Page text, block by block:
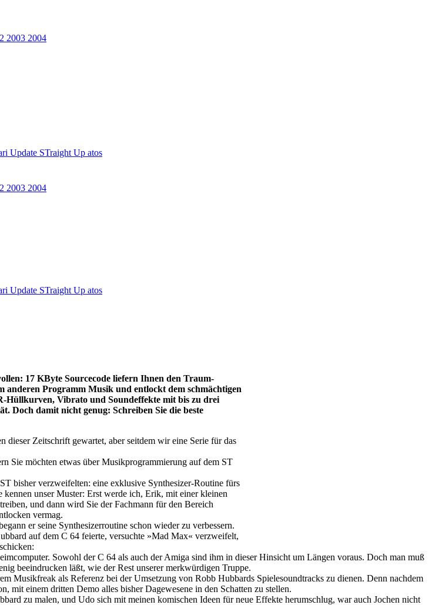
2003 2004
Update STraight Up atos
2003 2004
Update STraight Up atos
17 KByte Sourcecode liefern Ihnen den Traum-
anderen Programm Musik und entlockt dem schmächtigen
Hüllkurven, Vibrato und Soundeffekte mit bis zu drei
Doch damit nicht genug: Schreiben Sie die beste
dieser Zeitschrift gewartet, aber seitdem wir eine Serie für das
Sie möchten etwas über Musikprogrammierung auf dem ST
bisher verzweifelten: eine exklusive Synthesizer-Routine fürs
unser Muster: Erst werde ich, Erik, mit einer kleinen
und dann wird Sie der Fachmann für den Bereich
vermag.
er seine Synthesizerroutine schon wieder zu verbessern.
auf dem C 64 feierte, versuchte »Mad Max« verzweifelt,
Sowohl der C 64 als auch der Amiga sind ihm in dieser Hinsicht um Längen voraus. Doch man muß
beeindrucken läßt, wie der Rest unserer merkwürdigen Truppe.
Musikfreak als Referenz bei der Umsetzung von Robb Hubbards Spielesoundtracks zu dienen. Denn nachdem
mit einem dritten Demo alles bisher Dagewesene in den Schatten zu stellen.
zu malen, und Udo sich mit meinen komischen Ideen für neue Effekte herumschlug, war auch Jochen nicht